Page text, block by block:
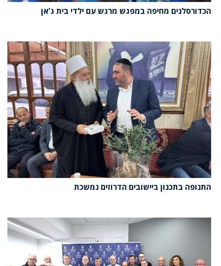
הכדורסלנים מחיפה במפגש מרגש עם ילדי בית ג'אן
התנופה בתכנון ביישובים הדרוזים נמשכת